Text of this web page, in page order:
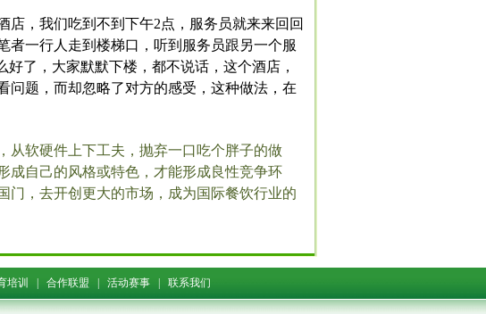
，我们吃到不到下午2点，服务员就来来回回
者一行人走到楼梯口，听到服务员跟另一个服
了，大家默默下楼，都不说话，这个酒店，
问题，而却忽略了对方的感受，这种做法，在
从软硬件上下工夫，抛弃一口吃个胖子的做
成自己的风格或特色，才能形成良性竞争环
门，去开创更大的市场，成为国际餐饮行业的
培训 合作联盟 活动赛事 联系我们